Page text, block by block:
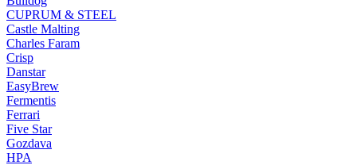
CUPRUM & STEEL
Castle Malting
Charles Faram
Crisp
Danstar
EasyBrew
Fermentis
Ferrari
Five Star
Gozdava
HPA